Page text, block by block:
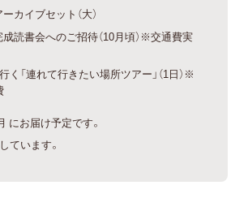
カイブセット（大）
読書会へのご招待（10月頃）※交通費実
く「連れて行きたい場所ツアー」（1日）※
にお届け予定です。
ています。